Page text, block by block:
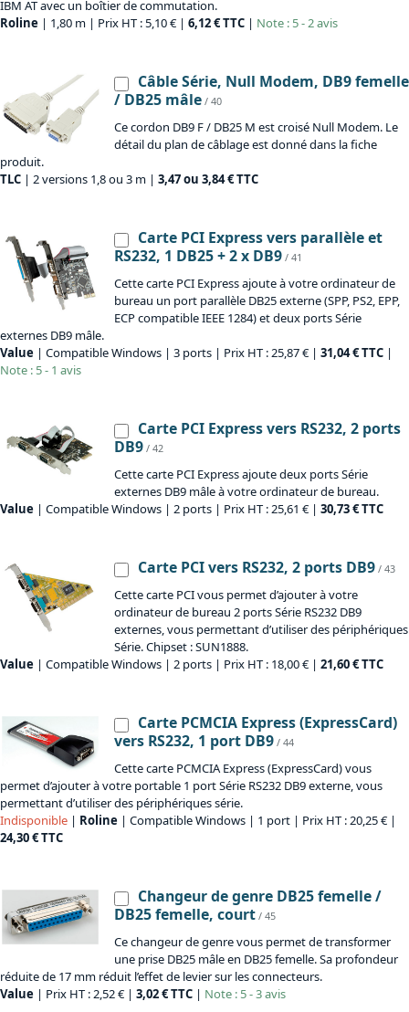
IBM AT avec un boîtier de commutation.
Roline | 1,80 m | Prix HT : 5,10 € | 6,12 € TTC | Note : 5 - 2 avis
Câble Série, Null Modem, DB9 femelle
/ DB25 mâle / 40
Ce cordon DB9 F / DB25 M est croisé Null Modem. Le
détail du plan de câblage est donné dans la fiche
produit.
TLC | 2 versions 1,8 ou 3 m | 3,47 ou 3,84 € TTC
Carte PCI Express vers parallèle et
RS232, 1 DB25 + 2 x DB9 / 41
Cette carte PCI Express ajoute à votre ordinateur de
bureau un port parallèle DB25 externe (SPP, PS2, EPP,
ECP compatible IEEE 1284) et deux ports Série
externes DB9 mâle.
Value | Compatible Windows | 3 ports | Prix HT : 25,87 € | 31,04 € TTC |
Note : 5 - 1 avis
Carte PCI Express vers RS232, 2 ports
DB9 / 42
Cette carte PCI Express ajoute deux ports Série
externes DB9 mâle à votre ordinateur de bureau.
Value | Compatible Windows | 2 ports | Prix HT : 25,61 € | 30,73 € TTC
Carte PCI vers RS232, 2 ports DB9 / 43
Cette carte PCI vous permet d’ajouter à votre
ordinateur de bureau 2 ports Série RS232 DB9
externes, vous permettant d’utiliser des périphériques
Série. Chipset : SUN1888.
Value | Compatible Windows | 2 ports | Prix HT : 18,00 € | 21,60 € TTC
Carte PCMCIA Express (ExpressCard)
vers RS232, 1 port DB9 / 44
Cette carte PCMCIA Express (ExpressCard) vous
permet d’ajouter à votre portable 1 port Série RS232 DB9 externe, vous
permettant d’utiliser des périphériques série.
Indisponible | Roline | Compatible Windows | 1 port | Prix HT : 20,25 € |
24,30 € TTC
Changeur de genre DB25 femelle /
DB25 femelle, court / 45
Ce changeur de genre vous permet de transformer
une prise DB25 mâle en DB25 femelle. Sa profondeur
réduite de 17 mm réduit l’effet de levier sur les connecteurs.
Value | Prix HT : 2,52 € | 3,02 € TTC | Note : 5 - 3 avis